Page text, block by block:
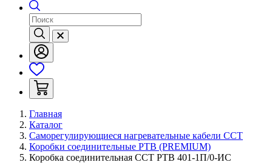
Главная
Каталог
Саморегулирующиеся нагревательные кабели ССТ
Коробки соединительные РТВ (PREMIUM)
Коробка соединительная ССТ РТВ 401-1П/0-ИС